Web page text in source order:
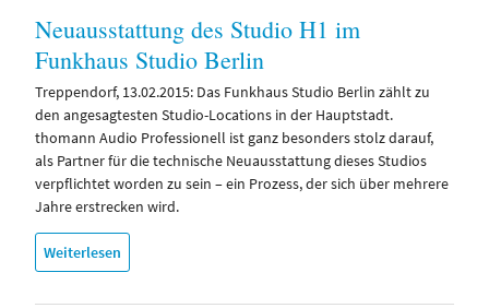
Neuausstattung des Studio H1 im
Funkhaus Studio Berlin
Treppendorf, 13.02.2015: Das Funkhaus Studio Berlin zählt zu
den angesagtesten Studio-Locations in der Hauptstadt.
thomann Audio Professionell ist ganz besonders stolz darauf,
als Partner für die technische Neuausstattung dieses Studios
verpflichtet worden zu sein – ein Prozess, der sich über mehrere
Jahre erstrecken wird.
Weiterlesen